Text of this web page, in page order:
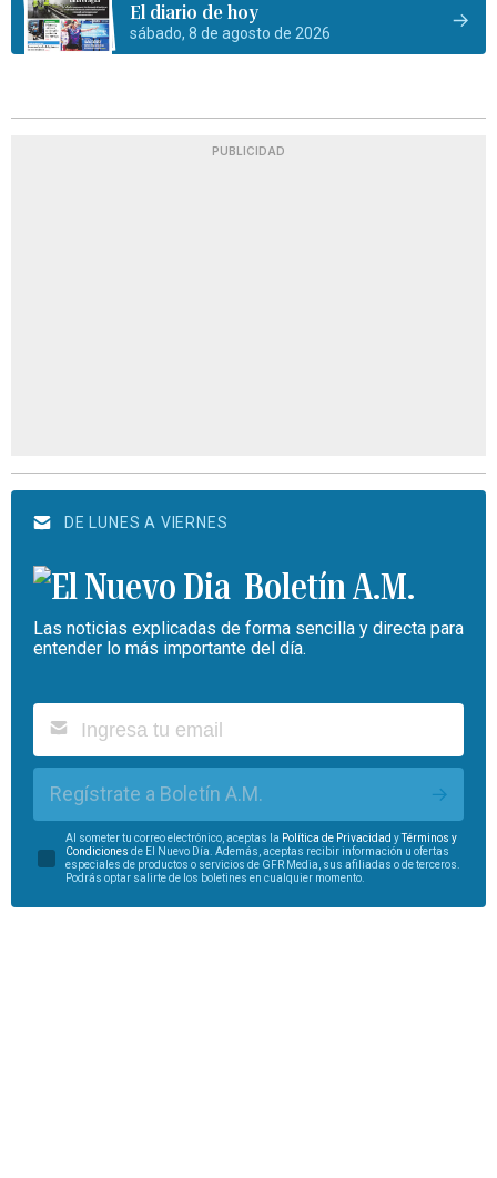
El diario de hoy
sábado, 8 de agosto de 2026
PUBLICIDAD
DE LUNES A VIERNES
Boletín A.M.
Las noticias explicadas de forma sencilla y directa para
entender lo más importante del día.
Regístrate a Boletín A.M.
Al someter tu correo electrónico, aceptas la Política de Privacidad yTérminos y
Condiciones de El Nuevo Día. Además, aceptas recibir información u ofertas
especiales de productos o servicios de GFR Media, sus afiliadas o de terceros.
Podrás optar salirte de los boletines en cualquier momento.